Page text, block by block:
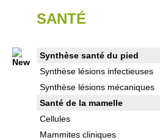
SANTÉ
Synthèse santé du pied
Synthèse lésions infectieuses
Synthèse lésions mécaniques
Santé de la mamelle
Cellules
Mammites cliniques